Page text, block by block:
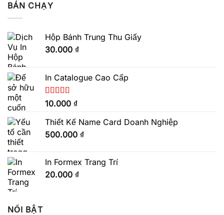
BÁN CHẠY
Hộp Bánh Trung Thu Giấy
30.000 ₫
In Catalogue Cao Cấp
Được xếp
sao
10.000 ₫
Thiết Kế Name Card Doanh Nghiệp
500.000 ₫
In Formex Trang Trí
20.000 ₫
NỔI BẬT